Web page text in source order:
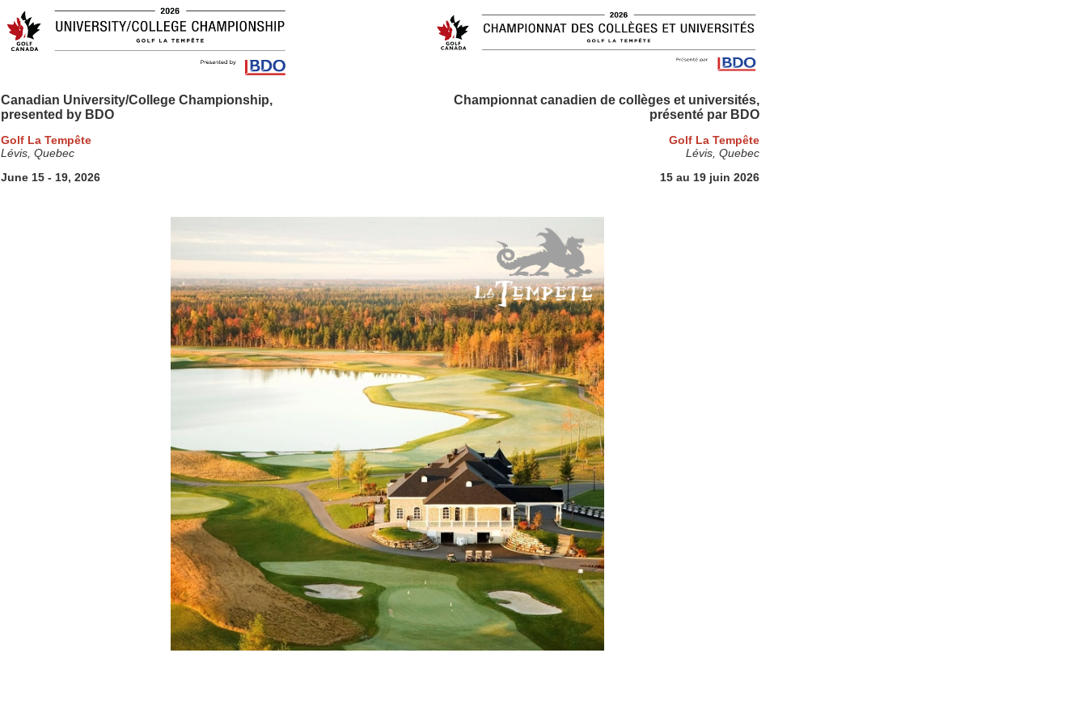
Championnat canadien de collèges et universités,
présenté par BDO
Golf La Tempête
Lévis, Quebec
15 au 19 juin 2026
Canadian University/College Championship,
presented by BDO
Golf La Tempête
Lévis, Quebec
June 15 - 19, 2026